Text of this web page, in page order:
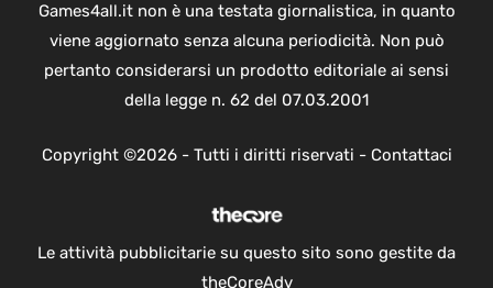
Games4all.it non è una testata giornalistica, in quanto
viene aggiornato senza alcuna periodicità. Non può
pertanto considerarsi un prodotto editoriale ai sensi
della legge n. 62 del 07.03.2001
Copyright ©2026 - Tutti i diritti riservati - Contattaci
Le attività pubblicitarie su questo sito sono gestite da
theCoreAdv